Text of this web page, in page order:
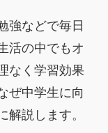
強などで毎日
活の中でもオ
なく学習効果
ぜ中学生に向
解説します。